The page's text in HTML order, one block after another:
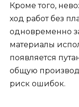
Кроме того,
ход работ без
одновременно
материалы
появляется
общую
риск ошибок.